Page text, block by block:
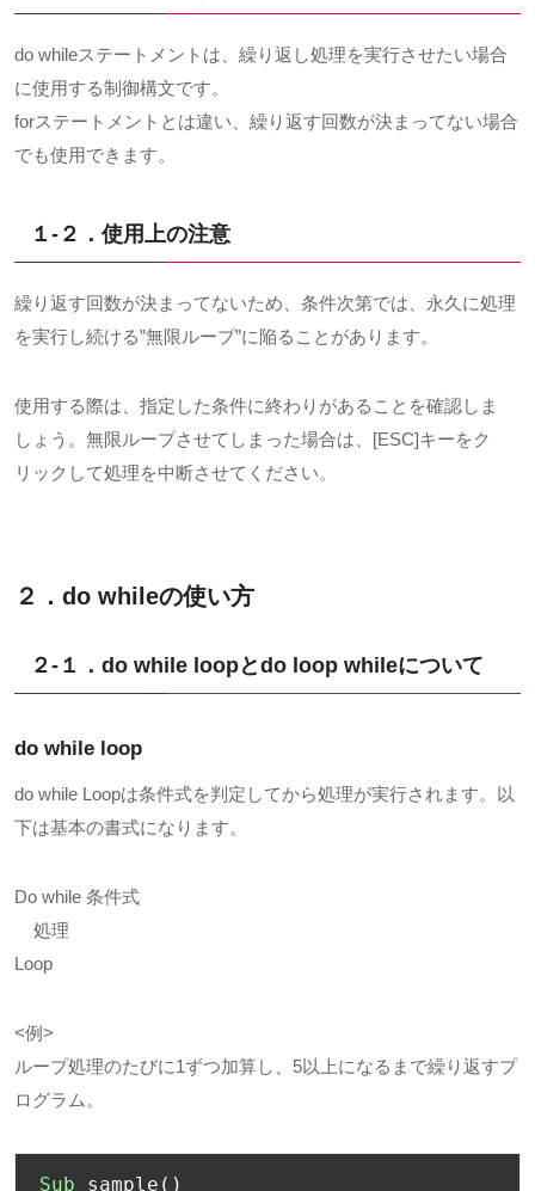
do whileステートメントは、繰り返し処理を実行させたい場合
に使用する制御構文です。
forステートメントとは違い、繰り返す回数が決まってない場合
でも使用できます。
１-２．使用上の注意
繰り返す回数が決まってないため、条件次第では、永久に処理
を実行し続ける”無限ループ”に陥ることがあります。
使用する際は、指定した条件に終わりがあることを確認しま
しょう。無限ループさせてしまった場合は、
[ESC]キーをク
リックして処理を中断させてください。
２．do whileの使い方
２-１．do while loopとdo loop whileについて
do while loop
do while Loopは条件式を判定してから処理が実行されます。以
下は基本の書式になります。
Do while 条件式
処理
Loop
<例>
ループ処理のたびに1ずつ加算し、 5以上になるまで繰り返すプ
ログラム。
Sub sample ()